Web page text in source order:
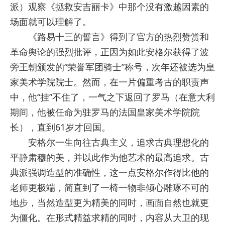
派）观察《拯救安吉丽卡》中那个没有激越因素的
场面就可以理解了。
《路易十三的誓言》得到了官方的热烈赞赏和
革命舆论的强烈批评，正因为如此安格尔获得了波
旁王朝颁发的“荣誉军团骑士”称号，次年还被选为皇
家美术学院院士。然而，在一片偏重考古的职责声
中，他“挂”不住了，一气之下返回了罗马（在意大利
期间，他被任命为驻罗马的法国皇家美术学院院
长），直到61岁才回国。
安格尔一生向往古典主义，追求古典理想化的
平静肃穆的美，并以此作为他艺术的最高追求。古
典派强调造型的准确性，这一点安格尔作得比他的
老师更极端，简直到了一椅一物非倾心雕琢不可的
地步，当然造型更为精美的同时，画面自然也就更
为僵化。在形式精益求精的同时，内容从大卫的现